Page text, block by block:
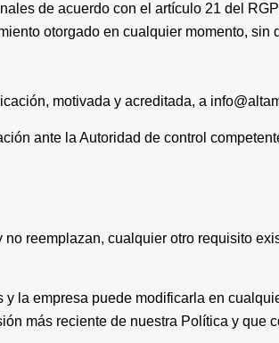
de acuerdo con el artículo 21 del
otorgado en cualquier momento,
motivada y acreditada, a
ante la Autoridad de control
reemplazan, cualquier otro requisito
la empresa puede modificarla en
más reciente de nuestra Política y que